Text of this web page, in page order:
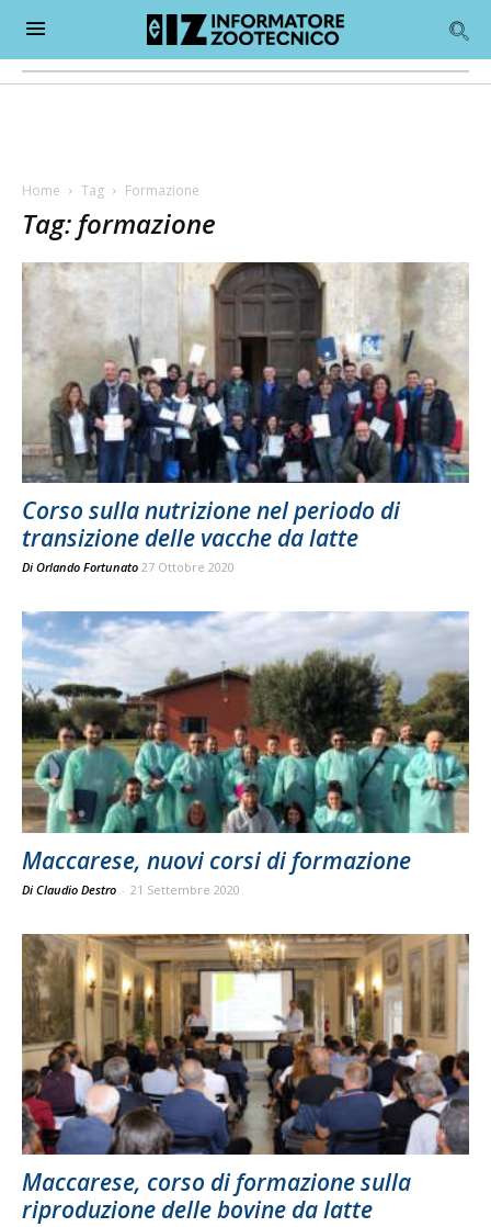
Home Tag Formazione
Tag: formazione
Corso sulla nutrizione nel periodo di
transizione delle vacche da latte
Di Orlando Fortunato 27 Ottobre 2020
Maccarese, nuovi corsi di formazione
Di Claudio Destro - 21 Settembre 2020
Maccarese, corso di formazione sulla
riproduzione delle bovine da latte